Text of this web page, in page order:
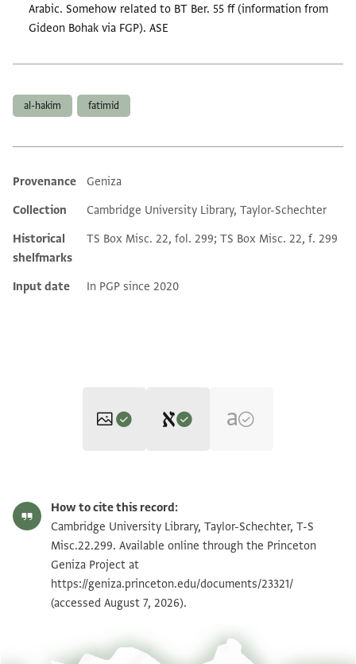
Arabic. Somehow related to BT Ber. 55 ff (information from
Gideon Bohak via FGP). ASE
al-hakim fatimid
Additional metadata
Provenance
Geniza
Collection
Cambridge University Library, Taylor-Schechter
Historical
shelfmarks
TS Box Misc. 22, fol. 299; TS Box Misc. 22, f. 299
Input date In PGP since 2020
Yusuf Umrethwala and Alan Elbaum's digital edition (2022).
Verso
حسب اعتدادي بتطوله وما لا يزال يبلغني من بره وحسن
لاشفقت من اضجاره ادام الله عزه بقراتها لكني اوثر التسهيب
T-S Misc.22.299 1r Zoom and Rotate
Image Permissions Statement
How to cite this record:
Cambridge University Library, Taylor-Schechter, T-S
Misc.22.299. Available online through the Princeton
Geniza Project at
https://geniza.princeton.edu/documents/23321/
(accessed August 7, 2026).